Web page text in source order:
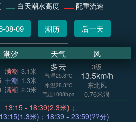
白天潮水高度 配重流速
08-09 潮历 后一天
潮汐 天气 风
满潮 3.1米
干潮 1.3米
满潮 2.3米
多云
气温25.8°C
水温28.3°C
气压1008hpa
3级
13.5km/h
东北风
0.76米浪
涨潮时间： 13:15 - 18:39(2.3米)；
06:21 - 13:15(1.3米)；18:39 - 23:59(??分)